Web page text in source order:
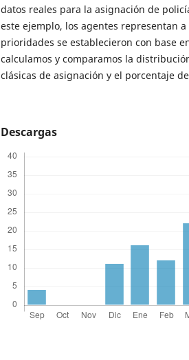
datos reales para la asignación de
este ejemplo, los agentes representan
prioridades se establecieron con base
calculamos y comparamos la
clásicas de asignación y el porcentaje
Descargas